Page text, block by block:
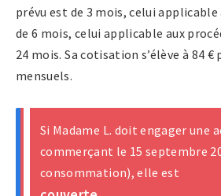
prévu est de 3 mois, celui
de 6 mois, celui applicable aux
24 mois. Sa cotisation s’élève à 84 €
mensuels.
Si Madame L. doit engager une
commerçant le 15 septembre
consommation), elle est